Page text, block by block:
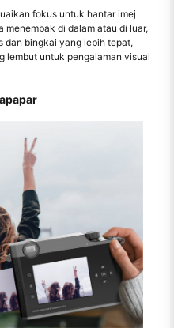
fokus untuk hantar imej
menembak di dalam atau di luar,
dan bingkai yang lebih tepat,
lembut untuk pengalaman visual